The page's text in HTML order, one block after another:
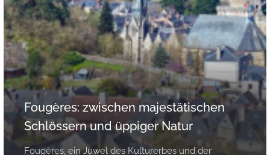
Fougères: zwischen majestätischen
Schlössern und üppiger Natur
Fougères, ein Juwel des Kulturerbes und der